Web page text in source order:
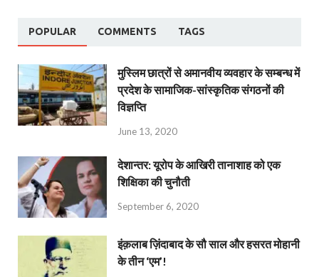
POPULAR COMMENTS TAGS
मुस्लिम छात्रों से अमानवीय व्यवहार के सम्बन्ध में
प्रदेश के सामाजिक-सांस्कृतिक संगठनों की
विज्ञप्ति
June 13, 2020
देशान्‍तर: यूरोप के आखिरी तानाशाह को एक
शिक्षिका की चुनौती
September 6, 2020
इंक़लाब ज़िंदाबाद के सौ साल और हसरत मोहानी
के तीन ‘एम’!